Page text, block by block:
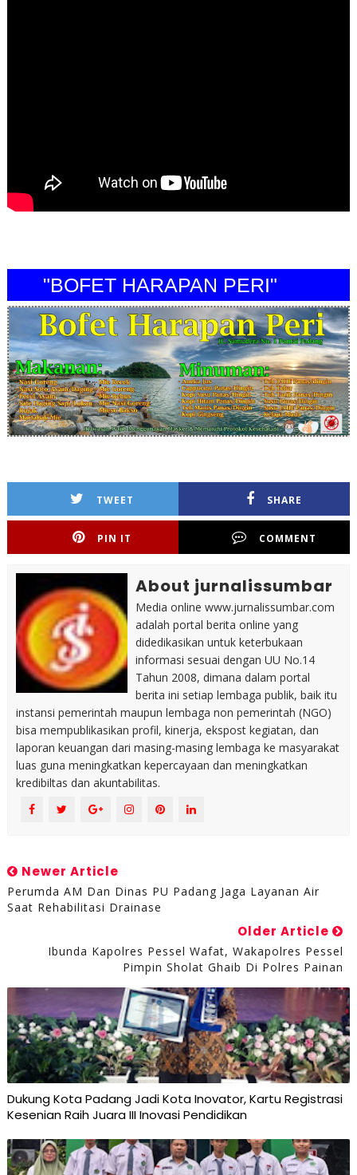
"BOFET HARAPAN PERI"
TWEET SHARE
PIN IT COMMENT
About jurnalissumbar
Media online www.jurnalissumbar.com
adalah portal berita online yang
didedikasikan untuk keterbukaan
informasi sesuai dengan UU No.14
Tahun 2008, dimana dalam portal
berita ini setiap lembaga publik, baik itu
instansi pemerintah maupun lembaga non pemerintah (NGO)
bisa mempublikasikan profil, kinerja, ekspost kegiatan, dan
laporan keuangan dari masing-masing lembaga ke masyarakat
luas guna meningkatkan kepercayaan dan meningkatkan
kredibiltas dan akuntabilitas.
Newer Article
Perumda AM Dan Dinas PU Padang Jaga Layanan Air
Saat Rehabilitasi Drainase
Older Article
Ibunda Kapolres Pessel Wafat, Wakapolres Pessel
Pimpin Sholat Ghaib Di Polres Painan
Dukung Kota Padang Jadi Kota Inovator, Kartu Registrasi
Kesenian Raih Juara III Inovasi Pendidikan